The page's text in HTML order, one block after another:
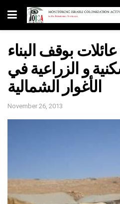
بوقف البناء
و الزراعية في
الأغوار الشمالية
November 26, 2013